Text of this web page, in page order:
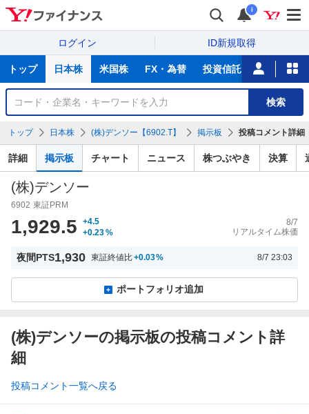
i
ログイン ID新規取得
サ
トップ 日本株 米国株 FX・為替 投資信託 ニュース
銘
検
索
検索
トップ 日本株 (株)デンソー【6902.T】 掲示板 投稿コメント詳細
詳細 掲示板 チャート ニュース 株つぶやき 決算
(株)デンソー
6902 東証PRM
1,929.5
+4.5
+0.23%
8/7
リアルタイム株価
夜間PTS1,930 東証終値比+0.03% 8/7 23:03
ポートフォリオ追加
(株)デンソーの掲示板の投稿コメント詳
細
投稿コメント一覧へ戻る